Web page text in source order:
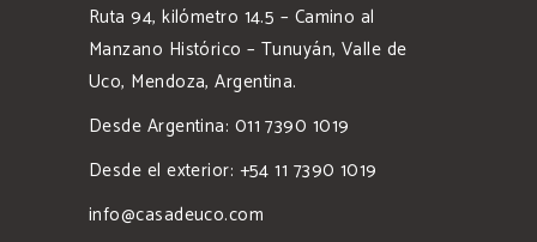
Ruta 94, kilómetro 14.5 – Camino al
Manzano Histórico – Tunuyán, Valle de
Uco, Mendoza, Argentina.
Desde Argentina: 011 7390 1019
Desde el exterior: +54 11 7390 1019
info@casadeuco.com